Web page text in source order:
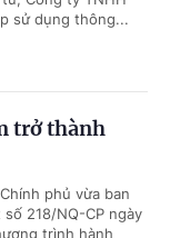
sử dụng thông...
trở thành
phủ vừa ban
218/NQ-CP ngày
trình hành